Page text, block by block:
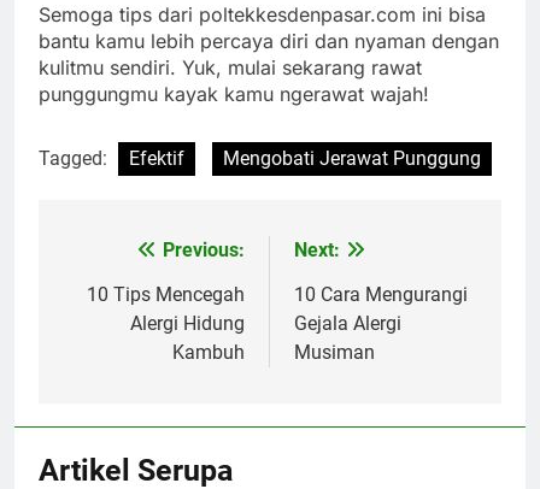
Semoga tips dari poltekkesdenpasar.com ini bisa
bantu kamu lebih percaya diri dan nyaman dengan
kulitmu sendiri. Yuk, mulai sekarang rawat
punggungmu kayak kamu ngerawat wajah!
Tagged: Efektif Mengobati Jerawat Punggung
Navigasi
pos
Previous:
10 Tips Mencegah
Alergi Hidung
Kambuh
Next:
10 Cara Mengurangi
Gejala Alergi
Musiman
Artikel Serupa